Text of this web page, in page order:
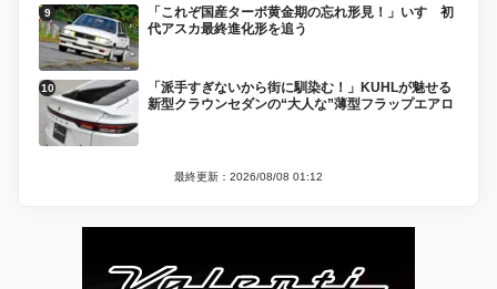
「これぞ国産ターボ黄金期の忘れ形見！」いすゞ初
代アスカ最終進化形を追う
「派手すぎないから街に馴染む！」KUHLが魅せる
新型クラウンセダンの“大人な”薄型フラップエアロ
最終更新：2026/08/08 01:12